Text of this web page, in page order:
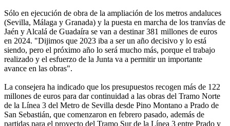
Sólo en ejecución de obra de la ampliación de los metros andaluces
(Sevilla, Málaga y Granada) y la puesta en marcha de los tranvías de
Jaén y Alcalá de Guadaíra se van a destinar 381 millones de euros
en 2024. "Dijimos que 2023 iba a ser un año decisivo y lo está
siendo, pero el próximo año lo será mucho más, porque el trabajo
realizado y el esfuerzo de la Junta va a permitir un importante
avance en las obras".
La consejera ha indicado que los presupuestos recogen más de 122
millones de euros para dar continuidad a las obras del Tramo Norte
de la Línea 3 del Metro de Sevilla desde Pino Montano a Prado de
San Sebastián, que comenzaron en febrero pasado, además de
partidas para el proyecto del Tramo Sur de la Línea 3 entre Prado y